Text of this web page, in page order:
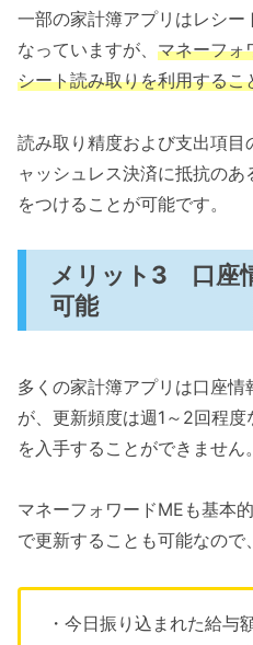
一部の家計簿アプリはレシー
なっていますが、 マネーフォ
シート読み取りを利用するこ
読み取り精度および支出項
ャッシュレス決済に抵抗の
をつけることが可能です。
メリット3 口座
可能
多くの家計簿アプリは口座
が、更新頻度は週1～2回程
を入手することができません。
マネーフォワードMEも基本
で更新することも可能なので、
・今日振り込まれた給与